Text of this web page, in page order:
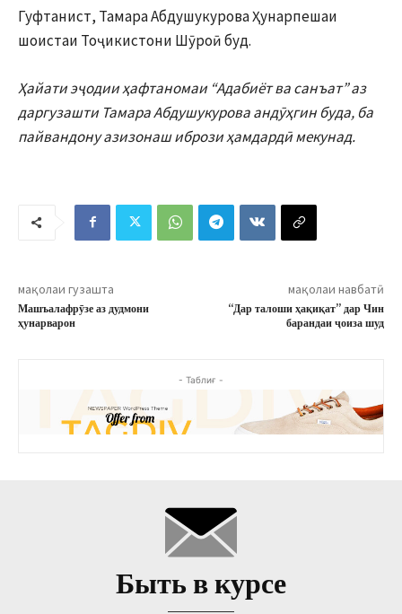
Гуфтанист, Тамара Абдушукурова Ҳунарпешаи
шоистаи Тоҷикистони Шӯроӣ буд.
Ҳайати эҷодии ҳафтаномаи “Адабиёт ва санъат” аз
даргузашти Тамара Абдушукурова андӯҳгин буда, ба
пайвандону азизонаш ибрози ҳамдардӣ мекунад.
мақолаи гузашта
Машъалафрӯзе аз дудмони
ҳунарварон
мақолаи навбатӣ
“Дар талоши ҳақиқат” дар Чин
барандаи ҷоиза шуд
- Таблиғ -
Быть в курсе